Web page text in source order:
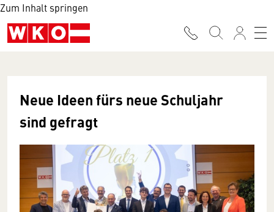
Zum Inhalt springen
Neue Ideen fürs neue Schuljahr
sind gefragt